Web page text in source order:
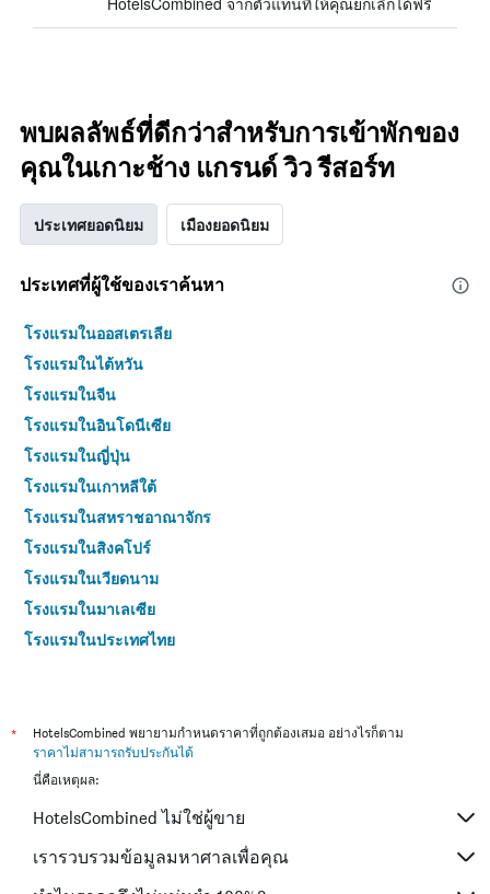
พบผลลัพธ์ที่ดีกว่าสำหรับการเข้าพักของ
คุณในเกาะช้าง แกรนด์ วิว รีสอร์ท
ประเทศยอดนิยม เมืองยอดนิยม
ประเทศที่ผู้ใช้ของเราค้นหา
โรงแรมในออสเตรเลีย
โรงแรมในไต้หวัน
โรงแรมในจีน
โรงแรมในอินโดนีเซีย
โรงแรมในญี่ปุ่น
โรงแรมในเกาหลีใต้
โรงแรมในสหราชอาณาจักร
โรงแรมในสิงคโปร์
โรงแรมในเวียดนาม
โรงแรมในมาเลเซีย
โรงแรมในประเทศไทย
*
HotelsCombined พยายามกำหนดราคาที่ถูกต้องเสมอ อย่างไรก็ตาม
ราคาไม่สามารถรับประกันได้
นี่คือเหตุผล:
HotelsCombined ไม่ใช่ผู้ขาย
เรารวบรวมข้อมูลมหาศาลเพื่อคุณ